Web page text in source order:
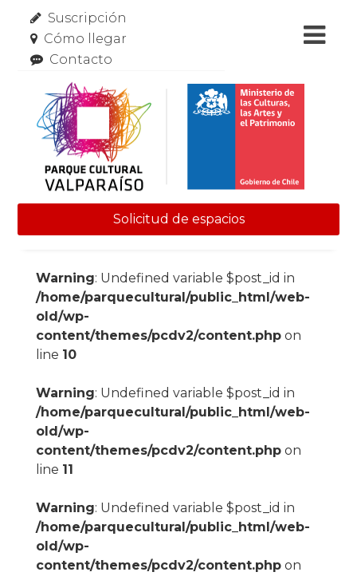
Suscripción
Cómo llegar
Contacto
Solicitud de espacios
Warning: Undefined variable $post_id in
/home/parquecultural/public_html/web-
old/wp-
content/themes/pcdv2/content.phpon
line 10
Warning: Undefined variable $post_id in
/home/parquecultural/public_html/web-
old/wp-
content/themes/pcdv2/content.phpon
line 11
Warning: Undefined variable $post_id in
/home/parquecultural/public_html/web-
old/wp-
content/themes/pcdv2/content.phpon